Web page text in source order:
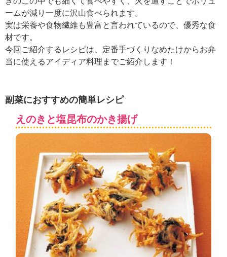
エ
デ
ュ
ー
シ
「
み
ん
な
き
ょ
の
料
理
」
ームが減り一度に沢山食べられます。
実は栄養や食物繊維も豊富と言われているので、優秀な食
材です。
今回ご紹介するレシピは、定番手づくりなめたけからお弁
当に使えるアイディア料理までご紹介します！
副菜におすすめの簡単レシピ
えのきと塩昆布のかき揚げ